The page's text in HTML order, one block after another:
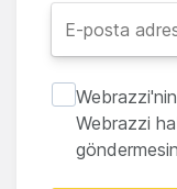
Webrazzi